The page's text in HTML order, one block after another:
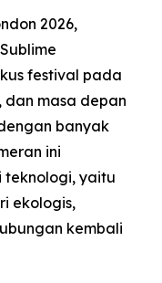
2026,
festival pada
dan masa depan
banyak
ini
yaitu
ekologis,
kembali